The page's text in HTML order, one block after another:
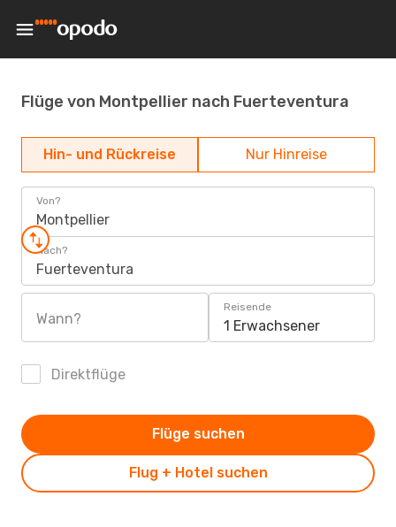
Flüge von Montpellier nach Fuerteventura
Hin- und Rückreise Nur Hinreise
Von?
Montpellier
Nach?
Fuerteventura
Wann?
Reisende
1 Erwachsener
Direktflüge
Flug + Hotel suchen
Flüge suchen